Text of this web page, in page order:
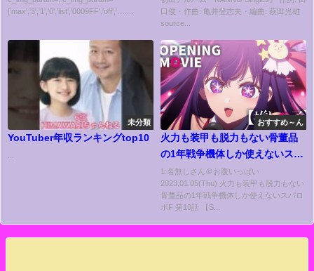
['max','3','1','0','list','0009FF','off','…....
口俊・作曲: 亀井登志夫・編曲: 萩田光雄
source...
未分類
YouTuber年収ランキングtop10
おすすめ～ん
火力も装甲も脱力もない骨董品
の1年戦争機体しか使えないスパ
ロボF 第10話 【SS版】
1:名無しさん＠お腹いっぱい
2023.01.05(Thu) 火力も装甲も脱力もない
骨董品の1年戦争機体しか使えないスパロ
ボF 第10話 【S...